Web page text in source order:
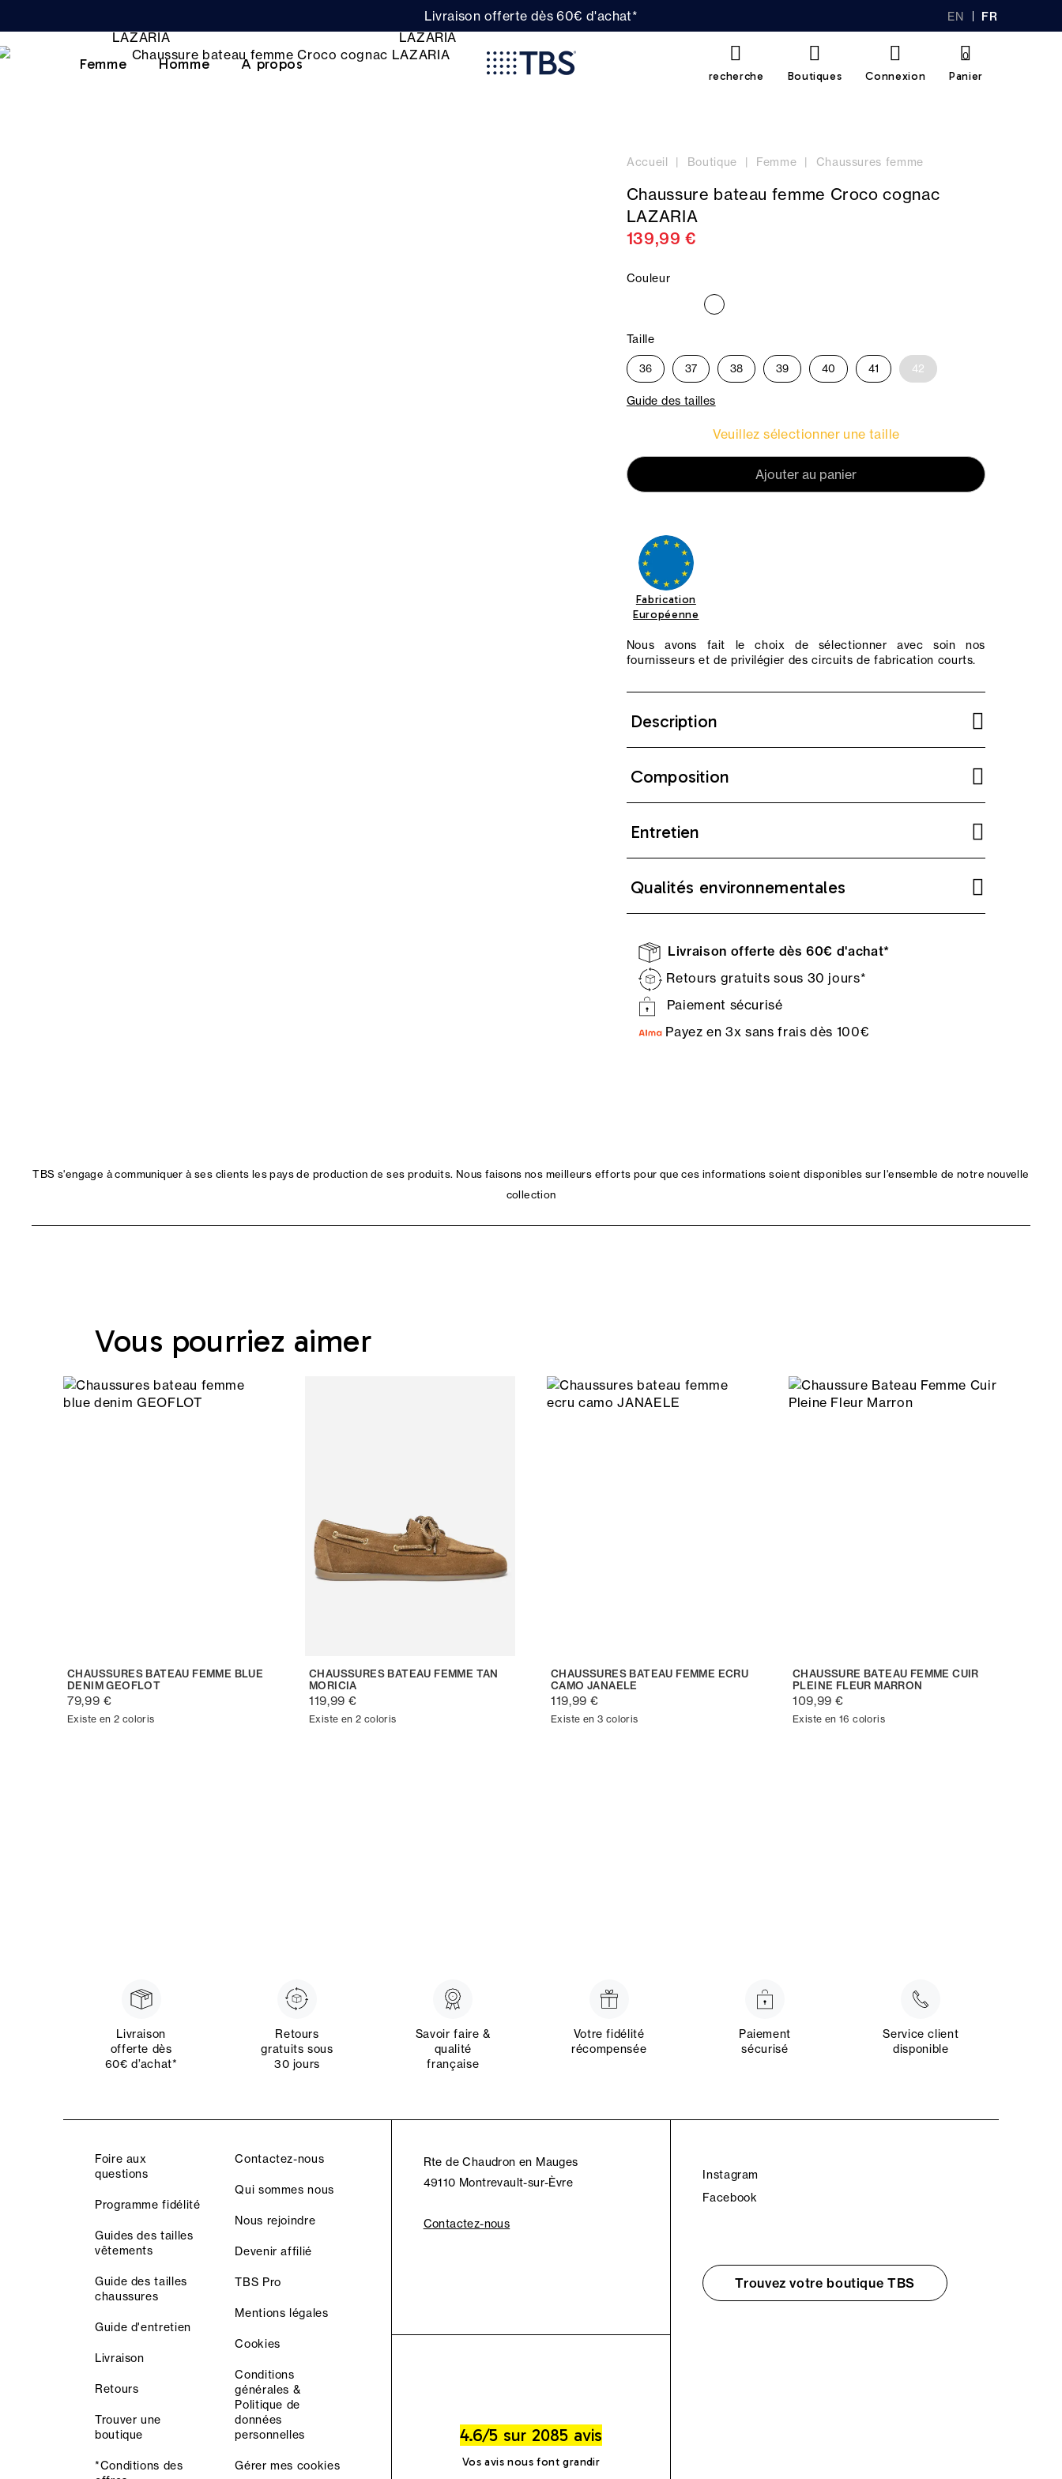
Livraison offerte dès 60€ d'achat* EN FR
Femme Homme A propos
recherche Boutiques Connexion Panier
0
Accueil Boutique Femme Chaussures femme
Chaussure bateau femme Croco cognac
LAZARIA
139,99 €
Couleur
Taille
36 37 38 39 40 41 42
Guide des tailles
Veuillez sélectionner une taille
Ajouter au panier
Fabrication
Européenne
Nous avons fait le choix de sélectionner avec soin nos
fournisseurs et de privilégier des circuits de fabrication courts.
Description
Composition
Entretien
Qualités environnementales
Livraison offerte dès 60€ d'achat*
Retours gratuits sous 30 jours*
Paiement sécurisé
Payez en 3x sans frais dès 100€
TBS s'engage à communiquer à ses clients les pays de production de ses produits. Nous faisons nos meilleurs efforts pour que ces informations soient disponibles sur l'ensemble de notre nouvelle
collection
Vous pourriez aimer
CHAUSSURES BATEAU FEMME BLUE
DENIM GEOFLOT
79,99 €
Existe en 2 coloris
CHAUSSURES BATEAU FEMME TAN
MORICIA
119,99 €
Existe en 2 coloris
CHAUSSURES BATEAU FEMME ECRU
CAMO JANAELE
119,99 €
Existe en 3 coloris
CHAUSSURE BATEAU FEMME CUIR
PLEINE FLEUR MARRON
109,99 €
Existe en 16 coloris
Livraison
offerte dès
60€ d’achat*
Retours
gratuits sous
30 jours
Savoir faire &
qualité
française
Votre fidélité
récompensée
Paiement
sécurisé
Service client
disponible
Foire aux
questions
Programme fidélité
Guides des tailles
vêtements
Guide des tailles
chaussures
Guide d'entretien
Livraison
Retours
Trouver une
boutique
*Conditions des
Contactez-nous
Qui sommes nous
Nous rejoindre
Devenir affilié
TBS Pro
Mentions légales
Cookies
Conditions
générales &
Politique de
données
personnelles
Gérer mes cookies
Rte de Chaudron en Mauges
49110 Montrevault-sur-Èvre
Contactez-nous
4.6/5 sur 2085 avis
Vos avis nous font grandir
Instagram
Facebook
Trouvez votre boutique TBS